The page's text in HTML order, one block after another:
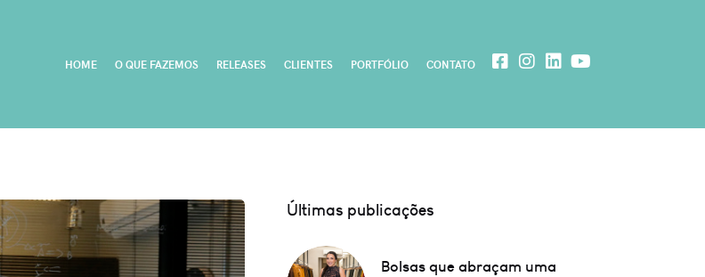
HOME O QUE FAZEMOS RELEASES CLIENTES PORTFÓLIO CONTATO
Últimas publicações
Bolsas que abraçam uma